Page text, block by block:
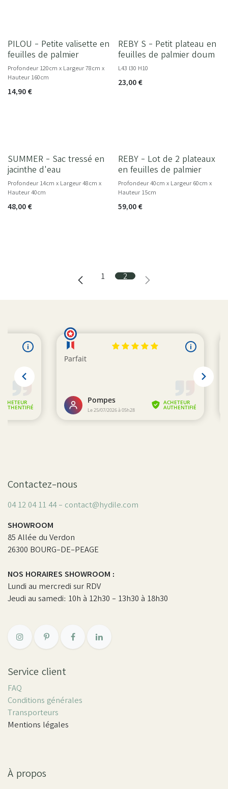
PILOU - Petite valisette en
feuilles de palmier
Profondeur 120cm x Largeur 78cm x
Hauteur 160cm
14,90 €
NOUVEAU
REBY S - Petit plateau en
feuilles de palmier doum
L43 l30 H10
23,00€
SUMMER - Sac tressé en
jacinthe d'eau
Profondeur 14cm x Largeur 48cm x
Hauteur 40cm
48,00 €
REBY - Lot de 2 plateaux
en feuilles de palmier
Profondeur 40cm x Largeur 60cm x
Hauteur 15cm
59,00€
1 2
Contactez-nous
04 12 04 11 44 - contact@hydile.com
SHOWROOM
85 Allée du Verdon
26300 BOURG-DE-PEAGE
NOS HORAIRES SHOWROOM :
Lundi au mercredi sur RDV
Jeudi au samedi: 10h à 12h30 - 13h30 à 18h30
Service client
FAQ
Conditions générales
Transporteurs
Mentions légales
À propos